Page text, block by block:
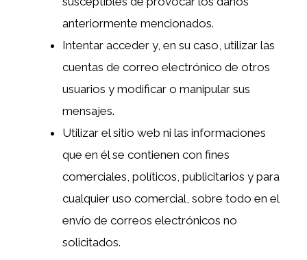
anteriormente mencionados.
Intentar acceder y, en su caso, utilizar las
cuentas de correo electrónico de otros
usuarios y modificar o manipular sus
mensajes.
Utilizar el sitio web ni las informaciones
que en él se contienen con fines
comerciales, políticos, publicitarios y para
cualquier uso comercial, sobre todo en el
envío de correos electrónicos no
solicitados.